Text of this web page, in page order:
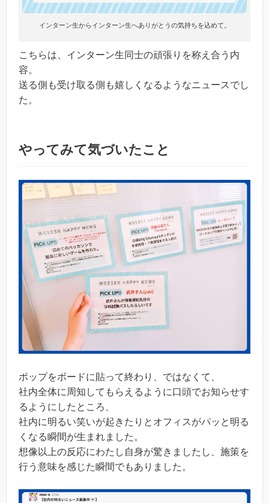
インターン生からインターン生へありがとうの気持ちを込めて。
こちらは、インターン生同士の頑張りを称え合う内
容。
送る側も受け取る側も嬉しくなるようなニュースでし
た。
やってみて気づいたこと
ポップをボードに貼って終わり、ではなくて、
社内全体に周知してもらえるように口頭でお知らせす
るようにしたところ、
社内に明るい笑いが起きたりとオフィスがパッと明る
くなる瞬間が生まれました。
想像以上の反応にわたし自身が驚きましたし、施策を
行う意味を感じた瞬間でもありました。